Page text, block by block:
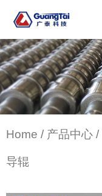
Home / 产品中心 /
导辊